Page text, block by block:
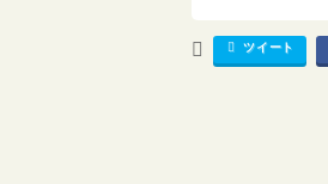
ツイート